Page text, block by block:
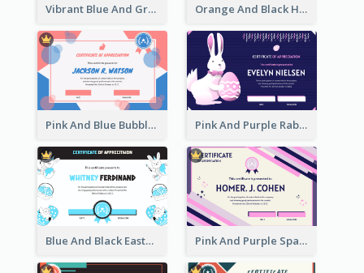
Vibrant Blue And Green Badge Certificate Orange And Black Hexagon Pattern Certificate
Pink And Blue Bubbles Shapes Certificate Pink And Purple Rabbit Cartoon Easter Certificate
Blue And Black Easter Illustration Certificate Pink And Purple Sparkles Fancy Certificate